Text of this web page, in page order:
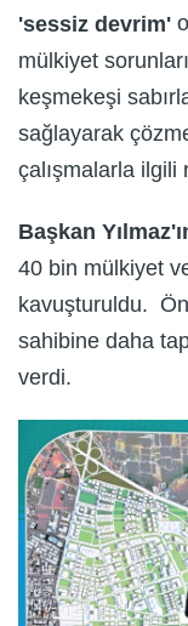
'sessiz devrim'
mülkiyet
keşmekeşi
sağlayarak
çalışmalarla ilgili
Başkan
40 bin mülkiyet
kavuşturuldu.
sahibine daha
verdi.